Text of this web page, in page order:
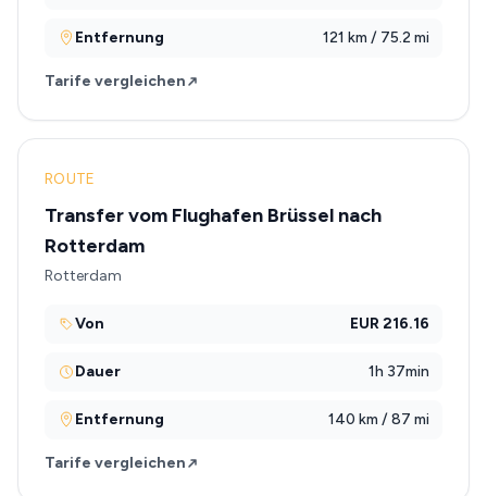
Entfernung 121 km / 75.2 mi
Tarife vergleichen
ROUTE
Transfer vom Flughafen Brüssel nach
Rotterdam
Rotterdam
Von EUR 216.16
Dauer 1h 37min
Entfernung 140 km / 87 mi
Tarife vergleichen